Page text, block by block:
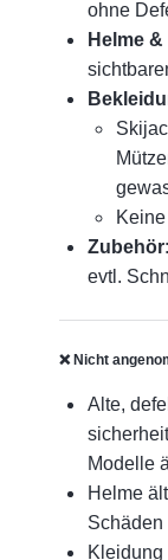
ohne
Helme
Zubehör
evtl.
❌Nicht
Alte,
Modelle
Helme
Schäden
Kleidung